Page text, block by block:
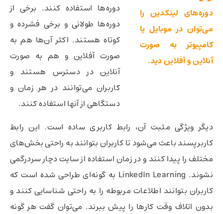
دوره‌ها استفاده کنند. برخی از
دوره‌ها طولانی و برخی فشرده و
کوتاه هستند. اکثر آن‌ها هم به
صورت آفلاین و هم به صورت
آنلاین در دسترس هستند و
کاربران می‌توانند در هر زمان و
دستگاهی از آنها استفاده کنند.
دوره‌های لینکدین را
می‌توان در موبایل یا
کامپیوتر به صورت
آنلاین و آفلاین دید.
دیگر ویژگی مثبت آن، رابط کاربری ساده است. این رابط
کاربرپسند باعث می‌شود تا کاربران بتوانند به راحتی بخش‌های
مختلف را پیدا کنند و در زمان استفاده از سایت دچار سردرگمی
نشوند. LinkedIn Learning به گونه‌ای طراحی شده است که
کاربران بتوانند اطلاعات مربوطه را به راحتی شناسایی کنند و
بدون اتلاف وقت کارها را پیش ببرند. می‌توان گفت هر گونه